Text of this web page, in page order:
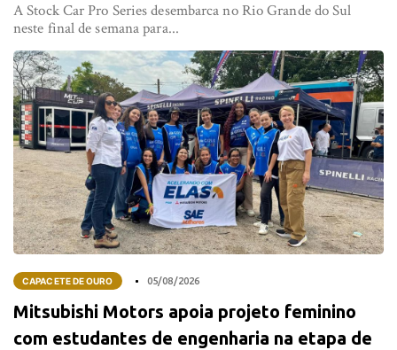
A Stock Car Pro Series desembarca no Rio Grande do Sul
neste final de semana para...
CAPACETE DE OURO 05/08/2026
Mitsubishi Motors apoia projeto feminino
com estudantes de engenharia na etapa de